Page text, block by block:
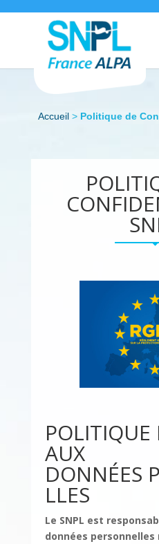
Accueil> Politique de
POLITIQUE
AUX
DONNÉES
LLES
Le SNPL est
données personnelles